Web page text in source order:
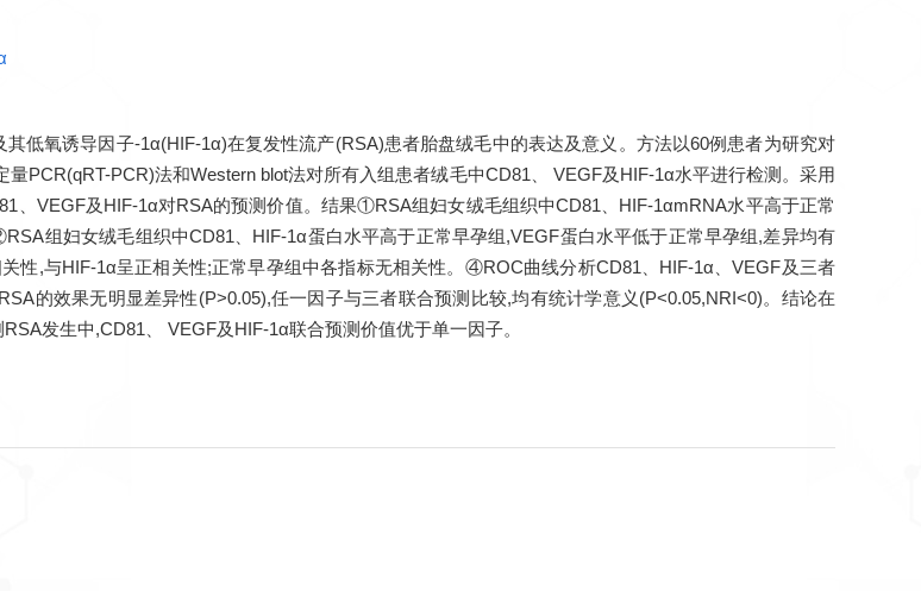
低氧诱导因子-1α(HIF-1α)在复发性流产(RSA)患者胎盘绒毛中的表达及意义。方法以60例患者为研究对
PCR(qRT-PCR)法和Western blot法对所有入组患者绒毛中CD81、 VEGF及HIF-1α水平进行检测。采用
、VEGF及HIF-1α对RSA的预测价值。结果①RSA组妇女绒毛组织中CD81、HIF-1αmRNA水平高于正常
组妇女绒毛组织中CD81、HIF-1α蛋白水平高于正常早孕组,VEGF蛋白水平低于正常早孕组,差异均有
性,与HIF-1α呈正相关性;正常早孕组中各指标无相关性。④ROC曲线分析CD81、HIF-1α、VEGF及三者
的效果无明显差异性(P>0.05),任一因子与三者联合预测比较,均有统计学意义(P<0.05,NRI<0)。结论在
发生中,CD81、 VEGF及HIF-1α联合预测价值优于单一因子。